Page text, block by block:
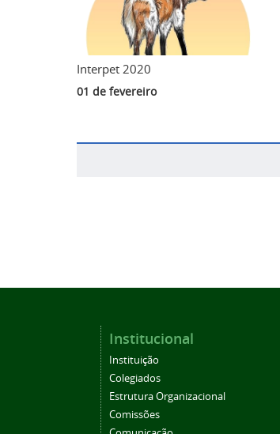
Interpet 2020
01 de fevereiro
Institucional
Instituição
Colegiados
Estrutura Organizacional
Comissões